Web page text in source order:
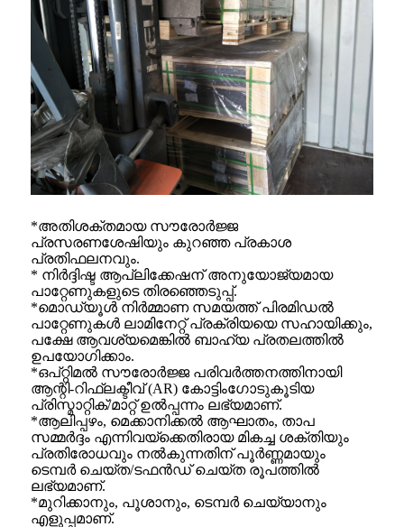
*അതിശക്തമായ സൗരോർജ്ജ
പ്രസരണശേഷിയും കുറഞ്ഞ പ്രകാശ
പ്രതിഫലനവും.
* നിർദ്ദിഷ്ട ആപ്ലിക്കേഷന് അനുയോജ്യമായ
പാറ്റേണുകളുടെ തിരഞ്ഞെടുപ്പ്.
*മൊഡ്യൂൾ നിർമ്മാണ സമയത്ത് പിരമിഡൽ
പാറ്റേണുകൾ ലാമിനേറ്റ് പ്രക്രിയയെ സഹായിക്കും,
പക്ഷേ ആവശ്യമെങ്കിൽ ബാഹ്യ പ്രതലത്തിൽ
ഉപയോഗിക്കാം.
*ഒപ്റ്റിമൽ സൗരോർജ്ജ പരിവർത്തനത്തിനായി
ആന്റി-റിഫ്ലക്ടീവ് (AR) കോട്ടിംഗോടുകൂടിയ
പ്രിസ്മാറ്റിക്/മാറ്റ് ഉൽപ്പന്നം ലഭ്യമാണ്.
*ആലിപ്പഴം, മെക്കാനിക്കൽ ആഘാതം, താപ
സമ്മർദ്ദം എന്നിവയ്‌ക്കെതിരായ മികച്ച ശക്തിയും
പ്രതിരോധവും നൽകുന്നതിന് പൂർണ്ണമായും
ടെമ്പർ ചെയ്‌ത/ടഫൻഡ് ചെയ്‌ത രൂപത്തിൽ
ലഭ്യമാണ്.
*മുറിക്കാനും, പൂശാനും, ടെമ്പർ ചെയ്യാനും
എളുപ്പമാണ്.